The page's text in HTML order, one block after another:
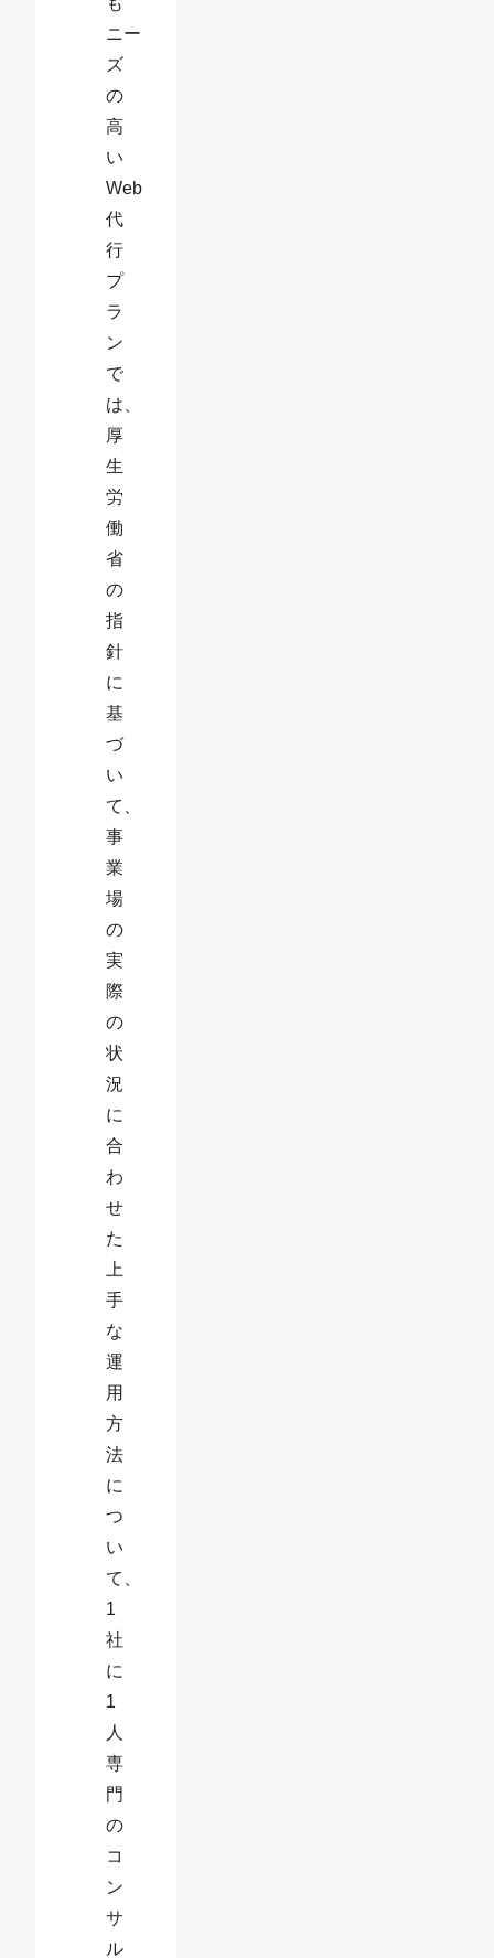
ニー
ズ
の
高
い
Web
代
行
プ
ラ
ン
で
は、
厚
生
労
働
省
の
指
針
に
基
づ
い
て、
事
業
場
の
実
際
の
状
況
に
合
わ
せ
た
上
手
な
運
用
方
法
に
つ
い
て、
1
社
に
1
人
専
門
の
コ
ン
サ
ル